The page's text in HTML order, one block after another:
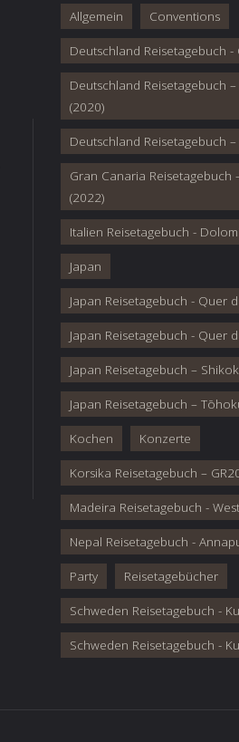
Allgemein Conventions
Deutschland Reisetagebuch
Deutschland Reisetagebuch
(2020)
Deutschland Reisetagebuch
Gran Canaria
(2022)
Italien Reisetagebuch -
Japan
Japan Reisetagebuch - Quer
Japan Reisetagebuch - Quer
Japan Reisetagebuch –
Japan Reisetagebuch –
Kochen Konzerte
Korsika Reisetagebuch –
Madeira Reisetagebuch -
Nepal Reisetagebuch -
Party Reisetagebücher
Schweden Reisetagebuch -
Schweden Reisetagebuch -